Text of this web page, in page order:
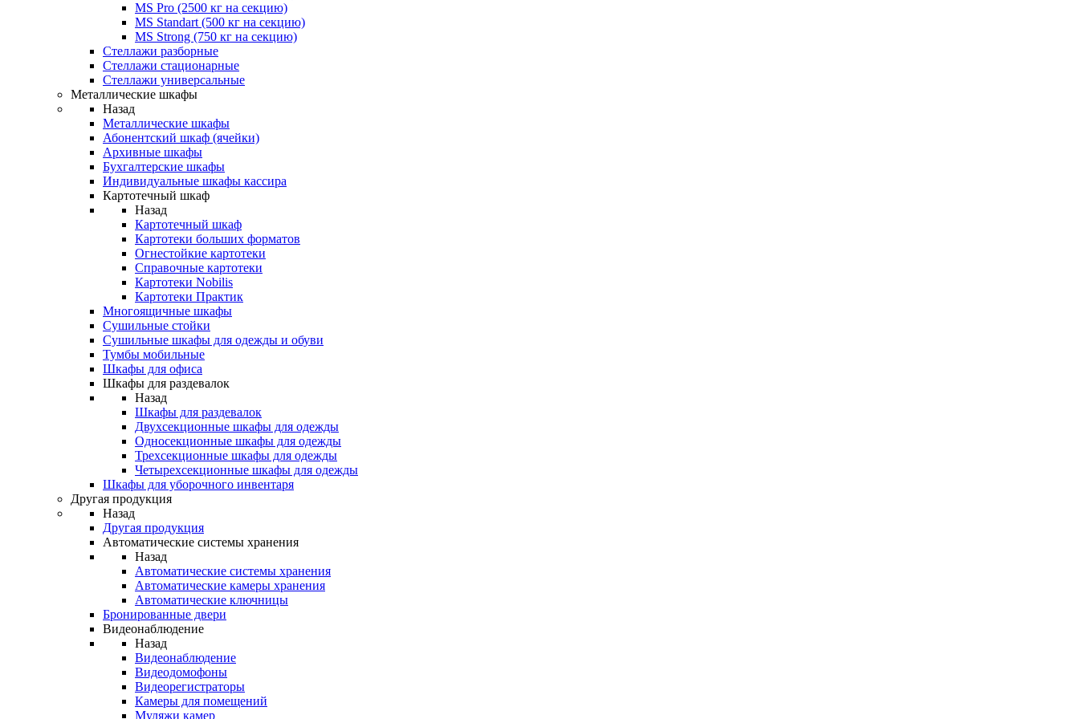
MS Pro (2500 кг на секцию)
MS Standart (500 кг на секцию)
MS Strong (750 кг на секцию)
Стеллажи разборные
Стеллажи стационарные
Стеллажи универсальные
Металлические шкафы
Назад
Металлические шкафы
Абонентский шкаф (ячейки)
Архивные шкафы
Бухгалтерские шкафы
Индивидуальные шкафы кассира
Картотечный шкаф
Назад
Картотечный шкаф
Картотеки больших форматов
Огнестойкие картотеки
Справочные картотеки
Картотеки Nobilis
Картотеки Практик
Многоящичные шкафы
Сушильные стойки
Сушильные шкафы для одежды и обуви
Тумбы мобильные
Шкафы для офиса
Шкафы для раздевалок
Назад
Шкафы для раздевалок
Двухсекционные шкафы для одежды
Односекционные шкафы для одежды
Трехсекционные шкафы для одежды
Четырехсекционные шкафы для одежды
Шкафы для уборочного инвентаря
Другая продукция
Назад
Другая продукция
Автоматические системы хранения
Назад
Автоматические системы хранения
Автоматические камеры хранения
Автоматические ключницы
Бронированные двери
Видеонаблюдение
Назад
Видеонаблюдение
Видеодомофоны
Видеорегистраторы
Камеры для помещений
Муляжи камер